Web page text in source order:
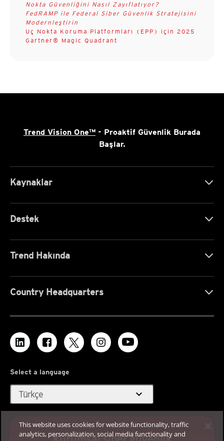
Nokta Güvenliğini Nasıl Zayıflatıyor?
FedRAMP ile Federal Siber Güvenlik Stratejisini
Modernleştirin
Uç Nokta Koruma Platformları (EPP) için 2025
Gartner® Magic Quadrant
Trend Vision One™ - Proaktif Güvenlik Burada
Başlar.
Kaynaklar
Destek
Trend Hakında
Country Headquarters
Select a language
Türkçe expand_more
This website uses cookies for website functionality, traffic
analytics, personalization, social media functionality and